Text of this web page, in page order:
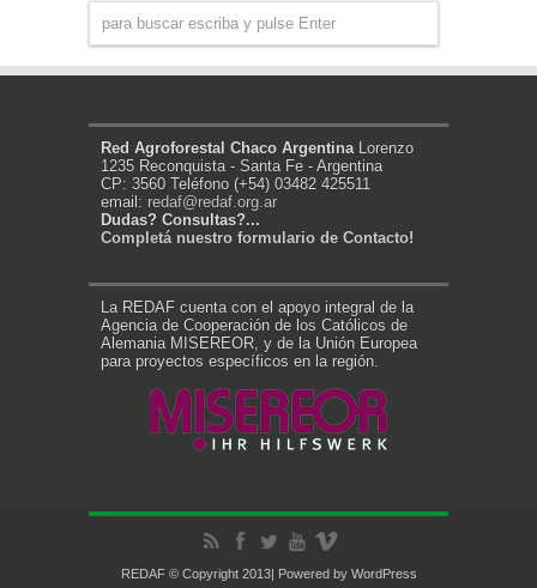
Red Agroforestal Chaco Argentina Lorenzo
1235 Reconquista - Santa Fe - Argentina
CP: 3560 Teléfono (+54) 03482 425511
email: redaf@redaf.org.ar
Dudas? Consultas?...
Completá nuestro formulario de Contacto!
La REDAF cuenta con el apoyo integral de la
Agencia de Cooperación de los Católicos de
Alemania MISEREOR, y de la Unión Europea
para proyectos específicos en la región.
REDAF © Copyright 2013| Powered by WordPress